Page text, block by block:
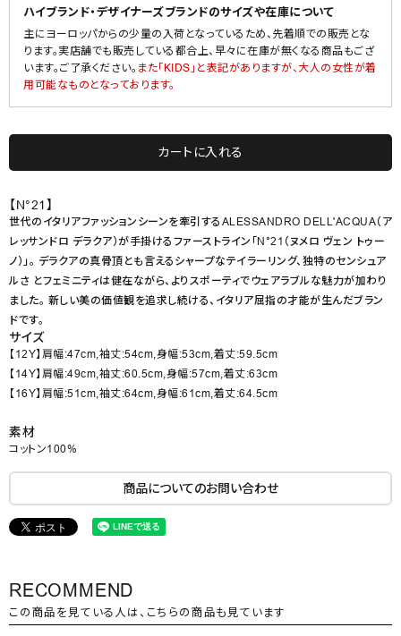
ハイブランド・デザイナーズブランドのサイズや在庫について
主にヨーロッパからの少量の入荷となっているため、先着順での販売とな
ります。実店舗でも販売している都合上、早々に在庫が無くなる商品もござ
います。ご了承ください。 また「KIDS」と表記がありますが、大人の女性が着
用可能なものとなっております。
カートに入れる
【N°21】
世代のイタリアファッションシーンを牽引するALESSANDRO DELL'ACQUA（ア
レッサンドロ デラクア）が手掛けるファーストライン「N°21（ヌメロ ヴェン トゥー
ノ）」。 デラクアの真骨頂とも言えるシャープなテイラーリング、独特のセンシュア
ルさ とフェミニティは健在ながら、よりスポーティでウェアラブルな魅力が加わり
ました。 新しい美の価値観を追求し続ける、イタリア屈指の才能が生んだブラン
ドです。
サイズ
【12Y】肩幅:47cm,袖丈:54cm,身幅:53cm,着丈:59.5cm
【14Y】肩幅:49cm,袖丈:60.5cm,身幅:57cm,着丈:63cm
【16Y】肩幅:51cm,袖丈:64cm,身幅:61cm,着丈:64.5cm
素材
コットン100%
商品についてのお問い合わせ
RECOMMEND
この商品を見ている人は、こちらの商品も見ています